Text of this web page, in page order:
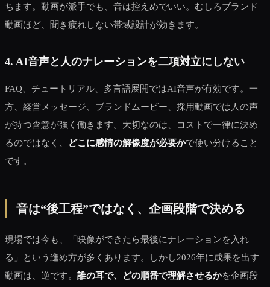
ちます。動画が派手でも、音は控えめでいい。むしろブランド
動画ほど、聞き疲れしない帯域設計が効きます。
4. AI音声と人のナレーションを二項対立にしない
FAQ、チュートリアル、多言語展開ではAI音声が有効です。一
方、経営メッセージ、ブランドムービー、採用動画では人の声
が持つ含意が強く働きます。大切なのは、コストで一律に決め
るのではなく、
どこに感情の解像度が必要かで使い分けること
です。
音は“後工程”ではなく、企画段階で決める
現場では今も、「映像ができたら最後にナレーションを入れ
る」という進め方が多くあります。しかし2026年に成果を出す
動画は、逆です。 誰の耳で、どの順番で理解させるかを企画段